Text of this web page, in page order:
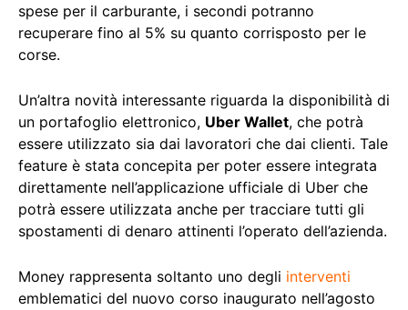
spese per il carburante, i secondi potranno
recuperare fino al 5% su quanto corrisposto per le
corse.
Un’altra novità interessante riguarda la disponibilità di
un portafoglio elettronico, Uber Wallet, che potrà
essere utilizzato sia dai lavoratori che dai clienti. Tale
feature è stata concepita per poter essere integrata
direttamente nell’applicazione ufficiale di Uber che
potrà essere utilizzata anche per tracciare tutti gli
spostamenti di denaro attinenti l’operato dell’azienda.
Money rappresenta soltanto uno degli interventi
emblematici del nuovo corso inaugurato nell’agosto